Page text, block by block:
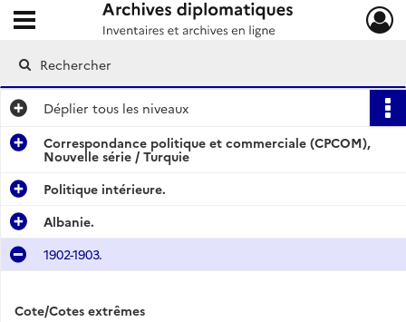
Archives diplomatiques
Ouvrir le menu déroulant
Déplier tous les niveaux
Correspondance politique et commerciale (CPCOM),
Nouvelle série / Turquie
Politique intérieure.
Albanie.
1902-1903.
Cote/Cotes extrêmes